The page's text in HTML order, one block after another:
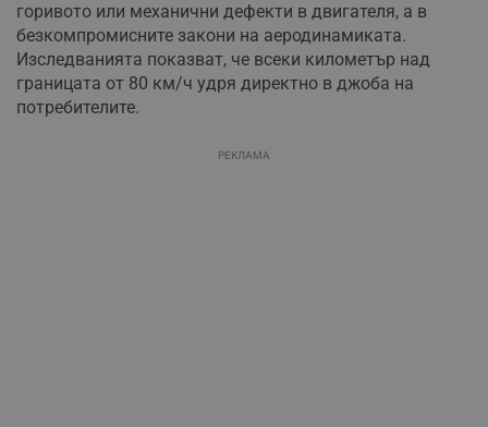
горивото или механични дефекти в двигателя, а в
безкомпромисните закони на аеродинамиката.
Изследванията показват, че всеки километър над
границата от 80 км/ч удря директно в джоба на
потребителите.
РЕКЛАМА